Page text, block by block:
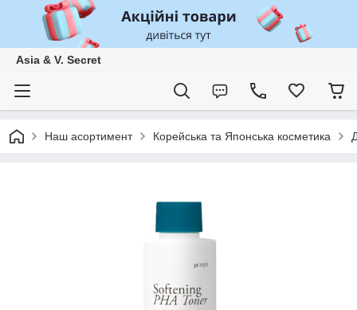
Asia & V. Secret
Наш асортимент Корейська та Японська косметика